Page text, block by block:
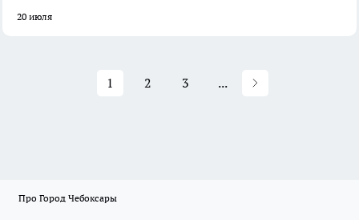
20 июля
1 2 3 ...
Про Город Чебоксары